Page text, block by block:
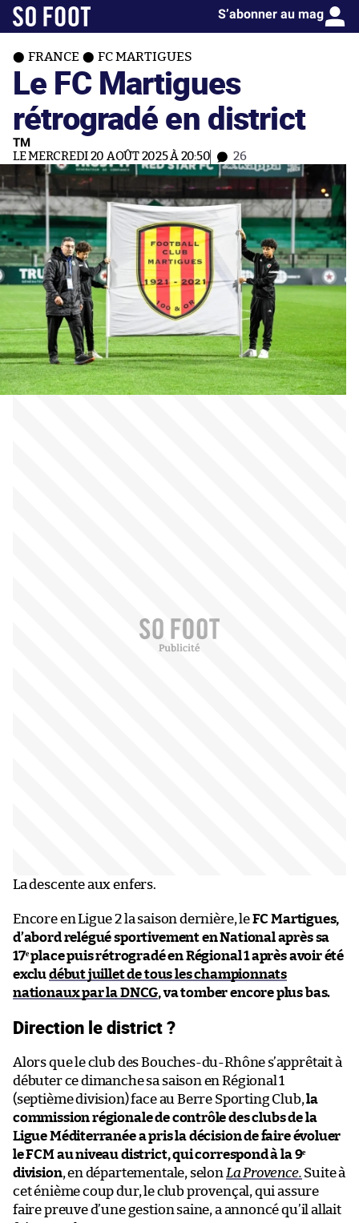
S’abonner au mag
FRANCE FC MARTIGUES
Le FC Martigues
rétrogradé en district
TM
LE MERCREDI 20 AOÛT 2025 À 20:50 26
La descente aux enfers.
Encore en Ligue 2 la saison dernière, leFC Martigues,
d’abord relégué sportivement en National après sa
17ᵉ place puis rétrogradé en Régional 1 après avoir été
excludébut juillet de tous les championnats
nationaux par la DNCG, va tomber encore plus bas.
Direction le district ?
Alors que le club des Bouches-du-Rhône s’apprêtait à
débuter ce dimanche sa saison en Régional 1
(septième division) face au Berre Sporting Club,la
commission régionale de contrôle des clubs de la
Ligue Méditerranée a pris la décision de faire évoluer
le FCM au niveau district, qui correspond à la 9ᵉ
division, en départementale, selon La Provence. Suite à
cet énième coup dur, le club provençal, qui assure
faire preuve d’une gestion saine, a annoncé qu’il allait